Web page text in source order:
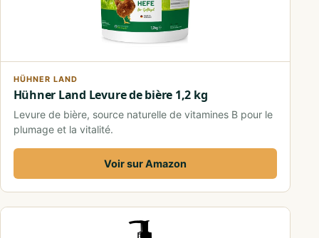
HÜHNER LAND
Hühner Land Levure de bière 1,2 kg
Levure de bière, source naturelle de vitamines B pour le
plumage et la vitalité.
Voir sur Amazon